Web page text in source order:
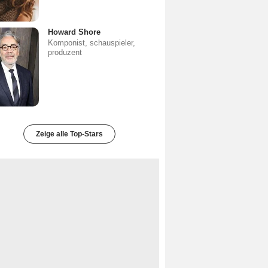
Howard Shore
Komponist, schauspieler,
produzent
Zeige alle Top-Stars